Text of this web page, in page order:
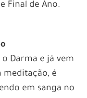
Final de Ano.
Darma e já vem
meditação, é
em sanga no